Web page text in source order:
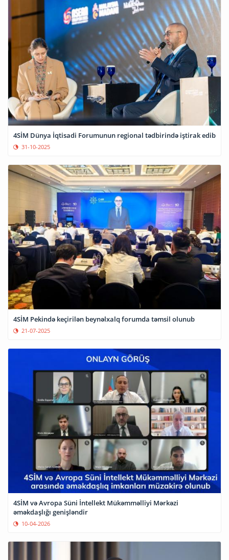
4SİM Dünya İqtisadi Forumunun regional tədbirində iştirak edib
31-10-2025
4SİM Pekində keçirilən beynəlxalq forumda təmsil olunub
21-07-2025
4SİM və Avropa Süni İntellekt Mükəmməlliyi Mərkəzi
əməkdaşlığı genişləndir
10-04-2026